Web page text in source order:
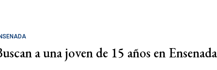
a una joven de 15 años en Ensenada